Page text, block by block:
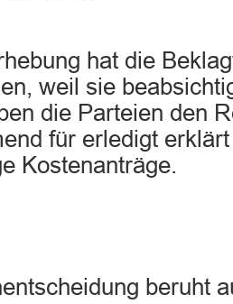
hat die
weil sie
die Parteien den
für erledigt
Kostenanträge.
beruht